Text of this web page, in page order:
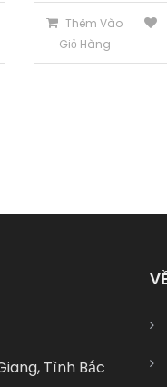
Thêm Vào
Giỏ Hàng
Tình Bắc